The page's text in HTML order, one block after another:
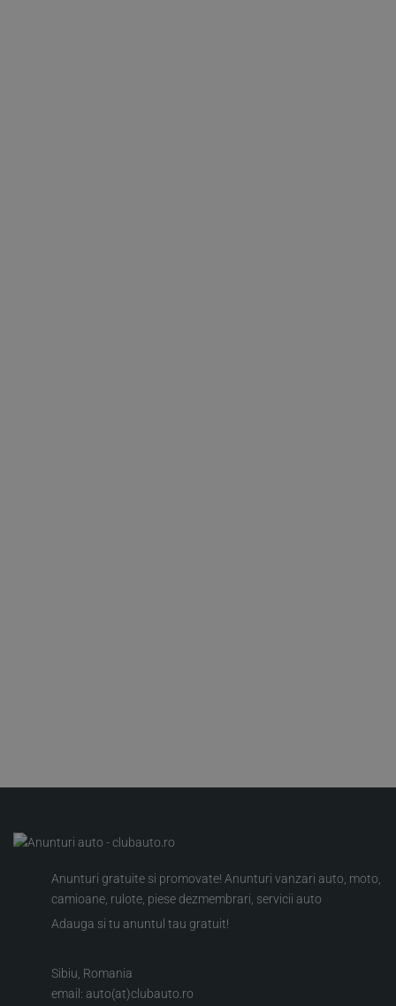
Anunturi gratuite si promovate! Anunturi vanzari auto, moto,
camioane, rulote, piese dezmembrari, servicii auto
Adauga si tu anuntul tau gratuit!
Sibiu, Romania
email: auto(at)clubauto.ro